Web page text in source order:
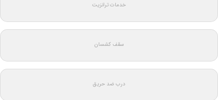
خدمات ترانزیت
سقف کشسان
درب ضد حریق